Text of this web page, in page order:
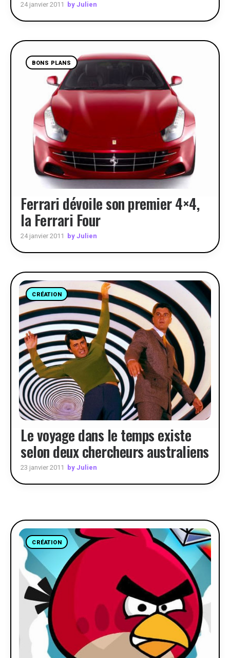
24 janvier 2011 by Julien
BONS PLANS
Ferrari dévoile son premier 4×4,
la Ferrari Four
24 janvier 2011 by Julien
CRÉATION
Le voyage dans le temps existe
selon deux chercheurs australiens
23 janvier 2011 by Julien
CRÉATION